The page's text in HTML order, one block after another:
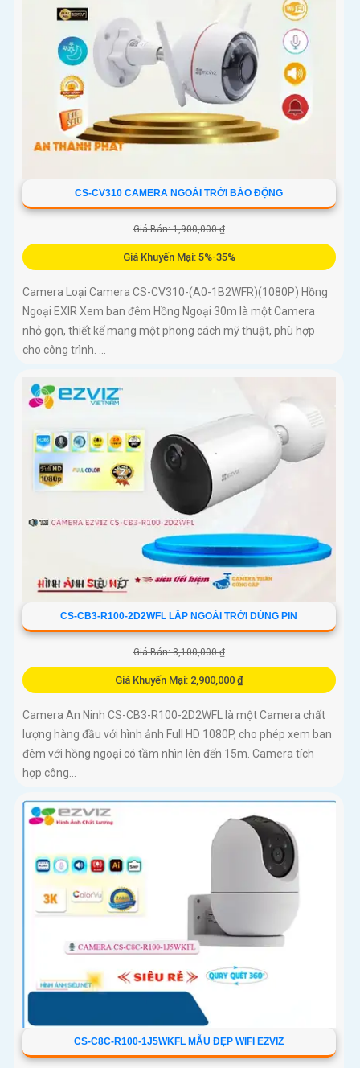
CS-CV310 CAMERA NGOÀI TRỜI BÁO ĐỘNG
Giá Bán: 1,900,000 ₫
Giá Khuyến Mại: 5%-35%
Camera Loại Camera CS-CV310-(A0-1B2WFR)(1080P) Hồng
Ngoại EXIR Xem ban đêm Hồng Ngoại 30m là một Camera
nhỏ gọn, thiết kế mang một phong cách mỹ thuật, phù hợp
cho công trình. ...
CS-CB3-R100-2D2WFL LẮP NGOÀI TRỜI DÙNG PIN
Giá Bán: 3,100,000 ₫
Giá Khuyến Mại: 2,900,000 ₫
Camera An Ninh CS-CB3-R100-2D2WFL là một Camera chất
lượng hàng đầu với hình ảnh Full HD 1080P, cho phép xem ban
đêm với hồng ngoại có tầm nhìn lên đến 15m. Camera tích
hợp công...
CS-C8C-R100-1J5WKFL MẪU ĐẸP WIFI EZVIZ